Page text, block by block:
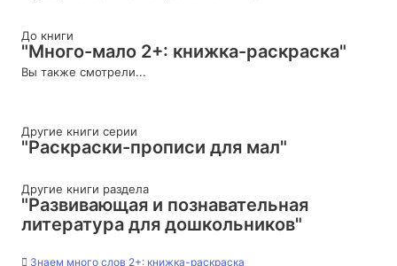
До книги
"Много-мало 2+: книжка-раскраска"
Вы также смотрели...
Другие книги серии
"Раскраски-прописи для мал"
Другие книги раздела
"Развивающая и познавательная
литература для дошкольников"
Знаем много слов 2+: книжка-раскраска